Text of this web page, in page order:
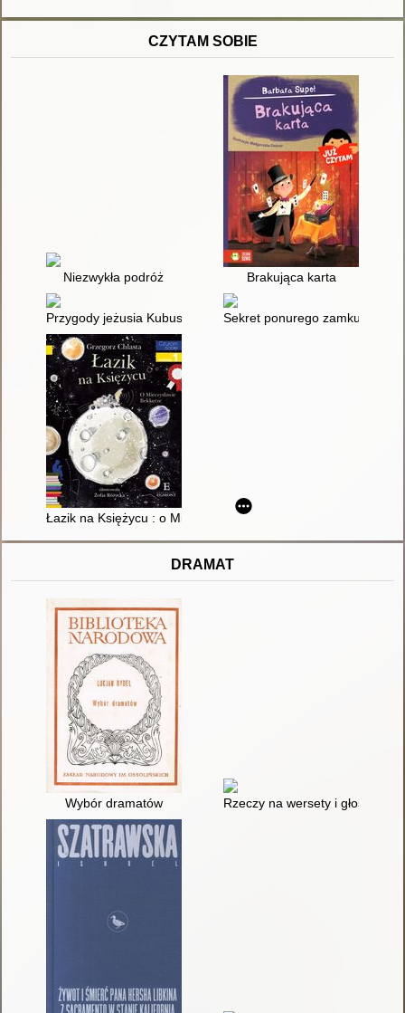
CZYTAM SOBIE
Niezwykła podróż Brakująca karta
Przygody jeżusia Kubusia Sekret ponurego zamku
Łazik na Księżycu : o Mieczysławie Bekkerze
DRAMAT
Wybór dramatów Rzeczy na wersety i głosy :